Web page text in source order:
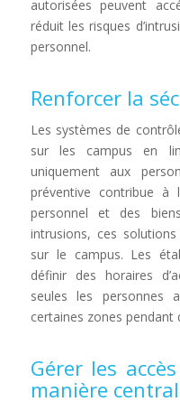
autorisées peuvent
réduit les risques
personnel.
Renforcer la
Les systèmes de
sur les campus en
uniquement aux
préventive contribue à
personnel et des
intrusions, ces
sur le campus. Les
définir des horaires
seules les personnes
certaines zones pendant
Gérer les
manière